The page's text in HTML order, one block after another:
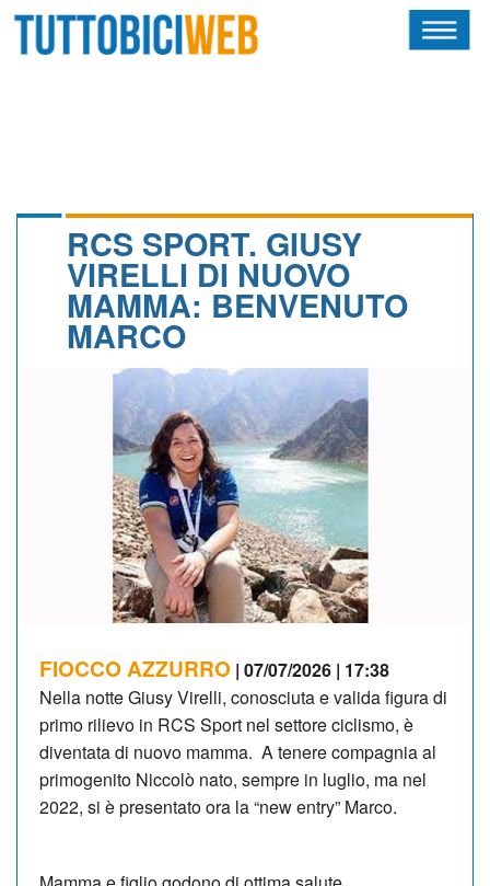
CALENDARIO
NEWSLETTER
RCS SPORT. GIUSY
VIRELLI DI NUOVO
MAMMA: BENVENUTO
MARCO
FIOCCO AZZURRO | 07/07/2026 | 17:38
Nella notte Giusy Virelli, conosciuta e valida figura di
primo rilievo in RCS Sport nel settore ciclismo, è
diventata di nuovo mamma. A tenere compagnia al
primogenito Niccolò nato, sempre in luglio, ma nel
2022, si è presentato ora la “new entry” Marco.